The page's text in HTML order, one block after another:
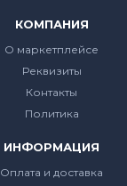
КОМПАНИЯ
О маркетплейсе
Реквизиты
Контакты
Политика
ИНФОРМАЦИЯ
Оплата и доставка